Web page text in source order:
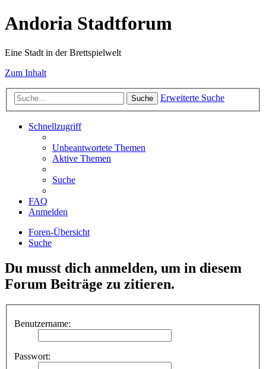
Andoria Stadtforum
Eine Stadt in der Brettspielwelt
Zum Inhalt
Suche Erweiterte Suche
Schnellzugriff
Unbeantwortete Themen
Aktive Themen
Suche
FAQ
Anmelden
Foren-Übersicht
Suche
Du musst dich anmelden, um in diesem
Forum Beiträge zu zitieren.
Benutzername:
Passwort: